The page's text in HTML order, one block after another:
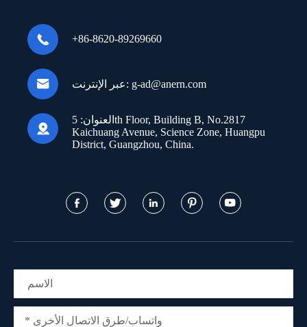
 +86-8620-89269660
 عبر الإنترنت: g-ad@anern.com

العنوان: 5th Floor, Building B, No.2817
Kaichuang Avenue, Science Zone, Huangpu
District, Guangzhou, China.
    